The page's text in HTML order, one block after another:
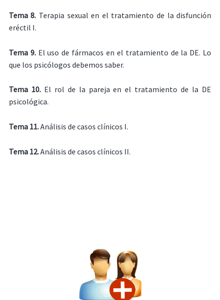
Tema 8. Terapia sexual en el tratamiento de la disfunción
eréctil I.
Tema 9.El uso de fármacos en el tratamiento de la DE. Lo
que los psicólogos debemos saber.
Tema 10.El rol de la pareja en el tratamiento de la DE
psicológica.
Tema 11.Análisis de casos clínicos I.
Tema 12.Análisis de casos clínicos II.